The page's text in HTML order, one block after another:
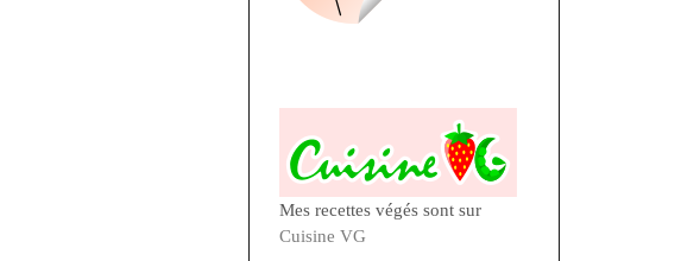
Mes recettes végés sont sur
Cuisine VG